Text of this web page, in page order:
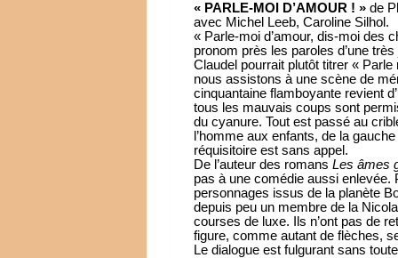
« PARLE-MOI D’AMOUR ! » de
avec Michel Leeb, Caroline Silhol.
« Parle-moi d’amour, dis-moi des
pronom près les paroles d’une
Claudel pourrait plutôt titrer «
nous assistons à une scène de
cinquantaine flamboyante revient
tous les mauvais coups sont
du cyanure. Tout est passé au
l’homme aux enfants, de la
réquisitoire est sans appel.
De l’auteur des romans Les âmes
pas à une comédie aussi enlevée.
personnages issus de la planète
depuis peu un membre de la
courses de luxe. Ils n’ont pas de
figure, comme autant de flèches,
Le dialogue est fulgurant sans